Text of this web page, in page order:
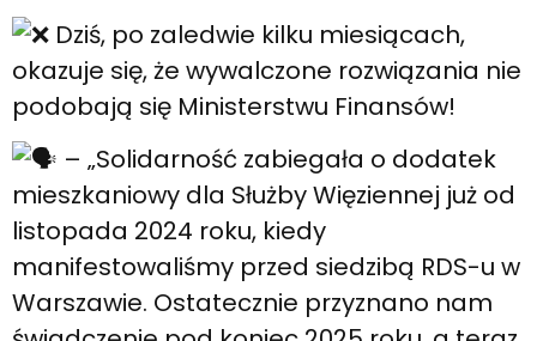
Dziś, po zaledwie kilku miesiącach,
okazuje się, że wywalczone rozwiązania nie
podobają się Ministerstwu Finansów!
– „Solidarność zabiegała o dodatek
mieszkaniowy dla Służby Więziennej już od
listopada 2024 roku, kiedy
manifestowaliśmy przed siedzibą RDS-u w
Warszawie. Ostatecznie przyznano nam